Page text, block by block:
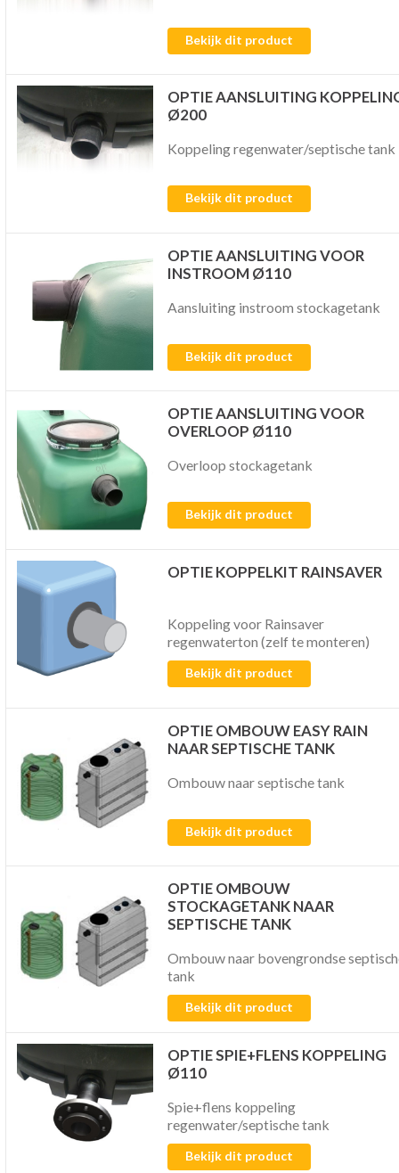
Bekijk dit product
OPTIE AANSLUITING
Ø200
Koppeling regenwater/septische tank
Bekijk dit product
OPTIE AANSLUITING VOOR
INSTROOM Ø110
Aansluiting instroom stockagetank
Bekijk dit product
OPTIE AANSLUITING VOOR
OVERLOOP Ø110
Overloop stockagetank
Bekijk dit product
OPTIE KOPPELKIT RAINSAVER
Koppeling voor Rainsaver
regenwaterton (zelf te monteren)
Bekijk dit product
OPTIE OMBOUW EASY RAIN
NAAR SEPTISCHE TANK
Ombouw naar septische tank
Bekijk dit product
OPTIE OMBOUW
STOCKAGETANK NAAR
SEPTISCHE TANK
Ombouw naar bovengrondse
tank
Bekijk dit product
OPTIE SPIE+FLENS KOPPELING
Ø110
Spie+flens koppeling
regenwater/septische tank
Bekijk dit product